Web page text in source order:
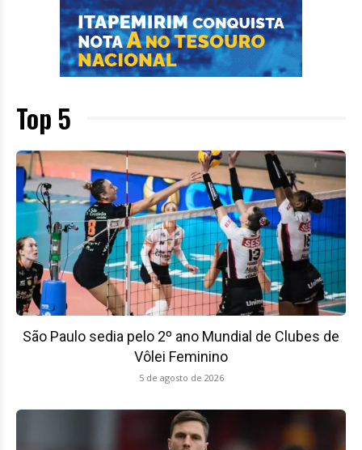
Top 5
São Paulo sedia pelo 2º ano Mundial de Clubes de
Vôlei Feminino
5 de agosto de 2026